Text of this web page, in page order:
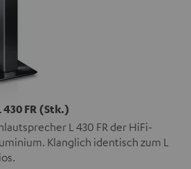
FR (Stk.)
L 430 FR der HiFi-
Klanglich identisch zum L